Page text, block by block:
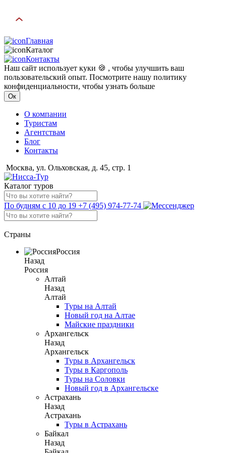
Главная
Каталог
Контакты
Наш сайт использует куки 🍪 , чтобы улучшить ваш
пользовательский опыт. Посмотрите нашу политику
конфиденциальности, чтобы узнать больше
Ок
О компании
Туристам
Агентствам
Блог
Контакты
Москва, ул. Ольховская, д. 45, стр. 1
Каталог туров
По будням с 10 до 19 +7 (495) 974-77-74
Страны
Россия
Назад
Россия
Алтай
Назад
Алтай
Туры на Алтай
Новый год на Алтае
Майские праздники
Архангельск
Назад
Архангельск
Туры в Архангельск
Туры в Каргополь
Туры на Соловки
Новый год в Архангельске
Астрахань
Назад
Астрахань
Туры в Астрахань
Байкал
Назад